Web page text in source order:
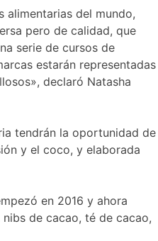
alimentarias del mundo,
pero de calidad, que
serie de cursos de
estarán representadas
declaró Natasha
tendrán la oportunidad de
y el coco, y elaborada
en 2016 y ahora
de cacao, té de cacao,